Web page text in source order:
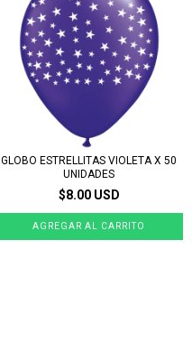
GLOBO ESTRELLITAS VIOLETA X 50
UNIDADES
$8.00 USD